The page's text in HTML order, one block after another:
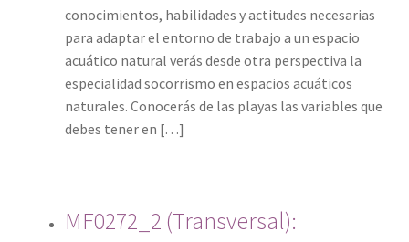
conocimientos, habilidades y actitudes necesarias
para adaptar el entorno de trabajo a un espacio
acuático natural verás desde otra perspectiva la
especialidad socorrismo en espacios acuáticos
naturales. Conocerás de las playas las variables que
debes tener en […]
MF0272_2 (Transversal):